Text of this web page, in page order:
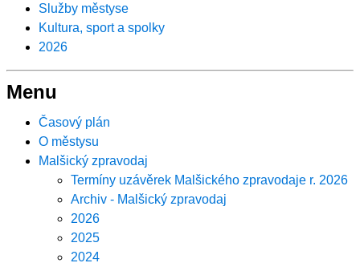
Služby městyse
Kultura, sport a spolky
2026
Menu
Časový plán
O městysu
Malšický zpravodaj
Termíny uzávěrek Malšického zpravodaje r. 2026
Archiv - Malšický zpravodaj
2026
2025
2024